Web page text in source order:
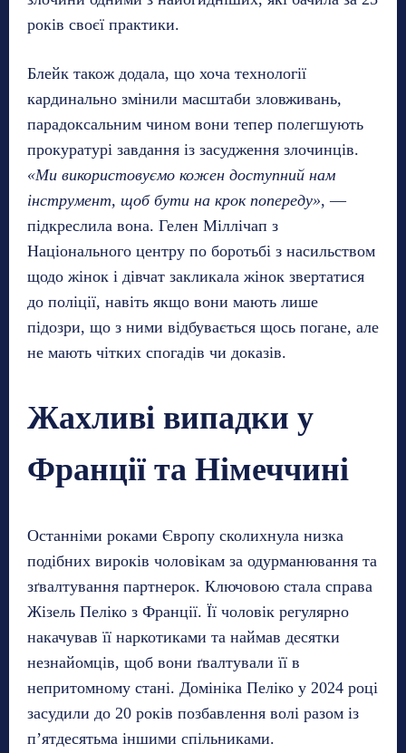
років своєї практики.
Блейк також додала, що хоча технології
кардинально змінили масштаби зловживань,
парадоксальним чином вони тепер полегшують
прокуратурі завдання із засудження злочинців.
«Ми використовуємо кожен доступний нам
інструмент, щоб бути на крок попереду», —
підкреслила вона. Гелен Міллічап з
Національного центру по боротьбі з насильством
щодо жінок і дівчат закликала жінок звертатися
до поліції, навіть якщо вони мають лише
підозри, що з ними відбувається щось погане, але
не мають чітких спогадів чи доказів.
Жахливі випадки у
Франції та Німеччині
Останніми роками Європу сколихнула низка
подібних вироків чоловікам за одурманювання та
зґвалтування партнерок. Ключовою стала справа
Жізель Пеліко з Франції. Її чоловік регулярно
накачував її наркотиками та наймав десятки
незнайомців, щоб вони ґвалтували її в
непритомному стані. Домініка Пеліко у 2024 році
засудили до 20 років позбавлення волі разом із
п’ятдесятьма іншими спільниками.